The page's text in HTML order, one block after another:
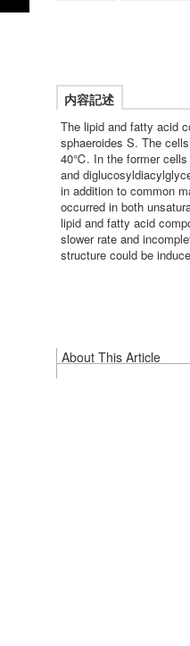
内容記述
The lipid and fatty acid
sphaeroides S. The
40℃. In the former cells
and
in addition to common
occurred in both
lipid and fatty acid
slower rate and
structure could be
About This Article